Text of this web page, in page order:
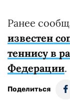
Ранее
известен
теннису в
Федерации.
Поделиться